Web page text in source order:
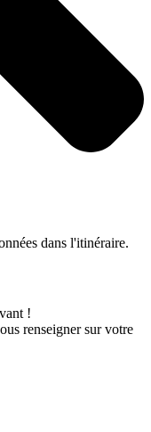
dans l'itinéraire.
!
renseigner sur votre